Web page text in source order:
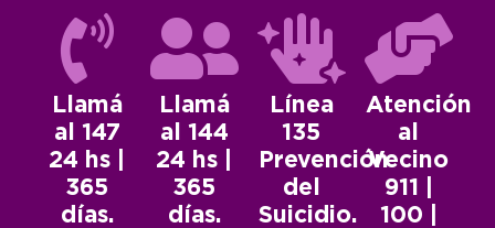
Llamá
al 147
24 hs |
365
días.
Llamá
al 144
24 hs |
365
días.
Línea
135
Prevención
del
Suicidio.
Atención
al
Vecino
911 |
100 |